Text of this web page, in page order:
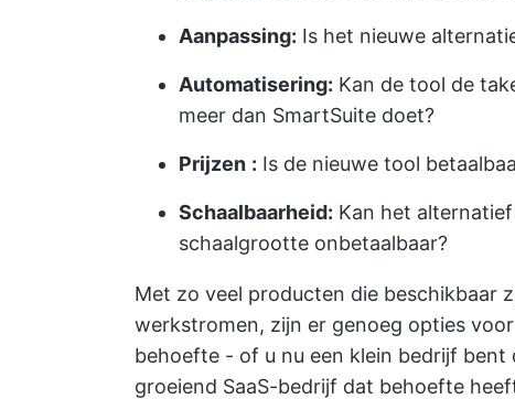
Aanpassing: Is het nieuwe
Automatisering: Kan de tool de
meer dan SmartSuite doet?
Prijzen : Is de nieuwe tool
Schaalbaarheid: Kan het
schaalgrootte onbetaalbaar?
Met zo veel producten die beschikbaar
werkstromen, zijn er genoeg opties
behoefte - of u nu een klein bedrijf
groeiend SaaS-bedrijf dat behoefte